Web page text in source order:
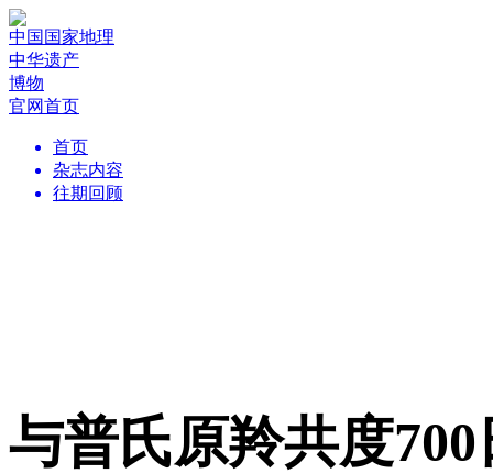
中国国家地理
中华遗产
博物
官网首页
首页
杂志内容
往期回顾
与普氏原羚共度700